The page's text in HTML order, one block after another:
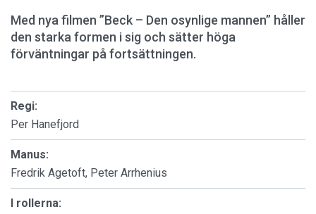
Med nya filmen ”Beck – Den osynlige mannen” håller
den starka formen i sig och sätter höga
förväntningar på fortsättningen.
Regi:
Per Hanefjord
Manus:
Fredrik Agetoft, Peter Arrhenius
I rollerna: